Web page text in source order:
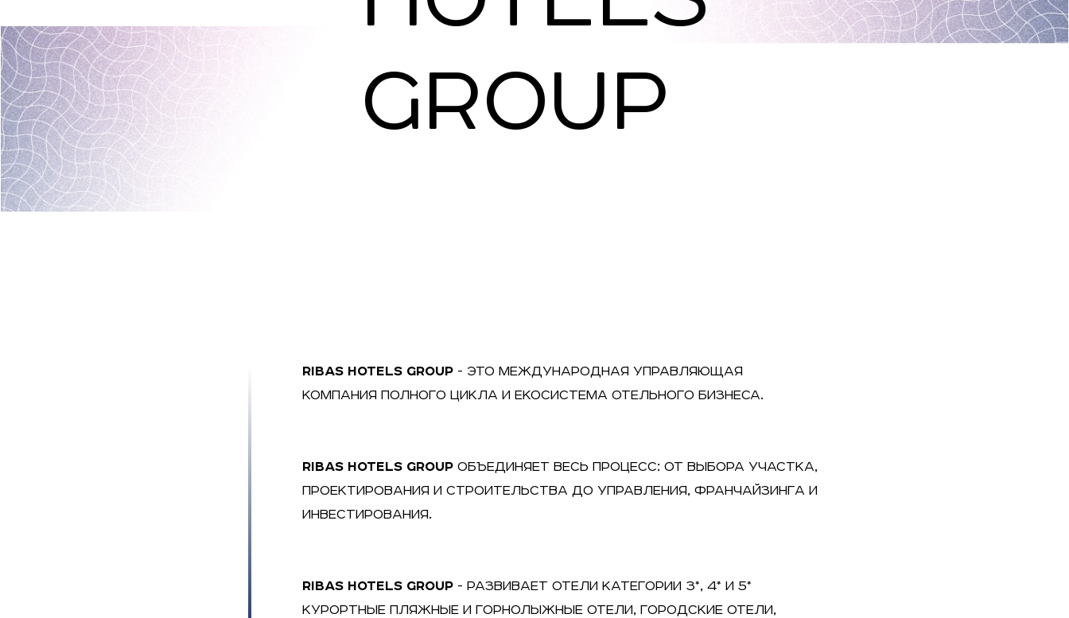
МАРКЕТИНГ И БРОНИРОВАНИЕ
ЗАПУСК ОТЕЛЯ
УПРАВЛЕНИЕ ОТЕЛЕМ
SNAP INVEST BY RIBAS
CODEX ENERGY
GROUP
RIBAS HOTELS GROUP - ЭТО МЕЖДУНАРОДНАЯ УПРАВЛЯЮЩАЯ
КОМПАНИЯ ПОЛНОГО ЦИКЛА И ЕКОСИСТЕМА ОТЕЛЬНОГО БИЗНЕСА.
RIBAS HOTELS GROUP ОБЪЕДИНЯЕТ ВЕСЬ ПРОЦЕСС: ОТ ВЫБОРА УЧАСТКА,
ПРОЕКТИРОВАНИЯ И СТРОИТЕЛЬСТВА ДО УПРАВЛЕНИЯ, ФРАНЧАЙЗИНГА И
ИНВЕСТИРОВАНИЯ.
RIBAS HOTELS GROUP - РАЗВИВАЕТ ОТЕЛИ КАТЕГОРИИ 3*, 4* И 5*
КУРОРТНЫЕ ПЛЯЖНЫЕ И ГОРНОЛЫЖНЫЕ ОТЕЛИ, ГОРОДСКИЕ ОТЕЛИ,